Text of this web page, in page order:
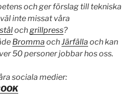
och ger förslag till tekniska
inte missat våra
och grillpress?
Bromma ochJärfälla och kan
50 personer jobbar hos oss.
sociala medier: